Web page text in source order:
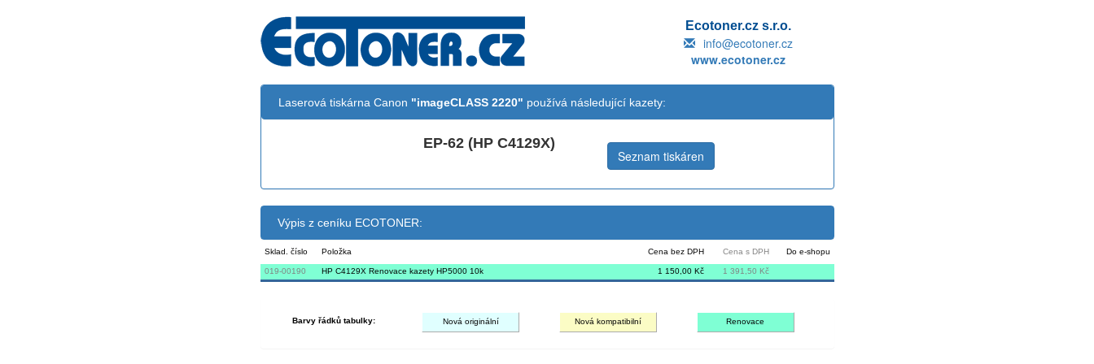
Ecotoner.cz s.r.o.
info@ecotoner.cz
www.ecotoner.cz
Laserová tiskárna Canon "imageCLASS 2220" používá následující kazety:
EP-62 (HP C4129X)
Seznam tiskáren
Výpis z ceníku ECOTONER:
Sklad. číslo Položka Cena bez DPH Cena s DPH Do e-shopu
019-00190 HP C4129X Renovace kazety HP5000 10k 1 150,00 Kč 1 391,50 Kč
Barvy řádků tabulky: Nová originální Nová kompatibilní Renovace